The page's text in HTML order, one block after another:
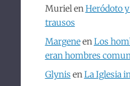
MurielenHeródoto
trausos
MargeneenLos
eran hombres
Glynis enLa Iglesia